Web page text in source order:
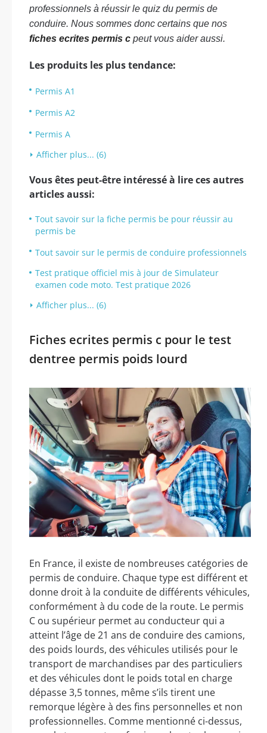
professionnels à réussir le quiz du permis de
conduire. Nous sommes donc certains que nos
fiches ecrites permis c peut vous aider aussi.
Les produits les plus tendance:
Permis A1
Permis A2
Permis A
Afficher plus... (6)
Vous êtes peut-être intéressé à lire ces autres
articles aussi:
Tout savoir sur la fiche permis be pour réussir au
permis be
Tout savoir sur le permis de conduire professionnels
Test pratique officiel mis à jour de Simulateur
examen code moto. Test pratique 2026
Afficher plus... (6)
Fiches ecrites permis c pour le test
dentree permis poids lourd
En France, il existe de nombreuses catégories de
permis de conduire. Chaque type est différent et
donne droit à la conduite de différents véhicules,
conformément à du code de la route. Le permis
C ou supérieur permet au conducteur qui a
atteint l’âge de 21 ans de conduire des camions,
des poids lourds, des véhicules utilisés pour le
transport de marchandises par des particuliers
et des véhicules dont le poids total en charge
dépasse 3,5 tonnes, même s’ils tirent une
remorque légère à des fins personnelles et non
professionnelles. Comme mentionné ci-dessus,